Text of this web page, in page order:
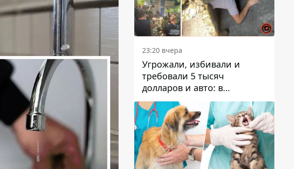
23:20 вчера
Угрожали, избивали и
требовали 5 тысяч
долларов и авто: в
Павлограде задержали двух
мужчин